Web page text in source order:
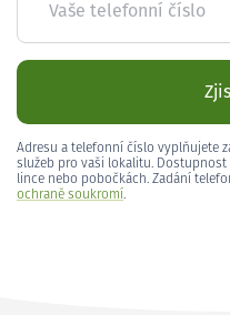
Vaše telefonní číslo
Adresu a telefonní číslo vyplňujete
služeb pro vaši lokalitu.
lince nebo pobočkách. Zadání
ochraně soukromí.